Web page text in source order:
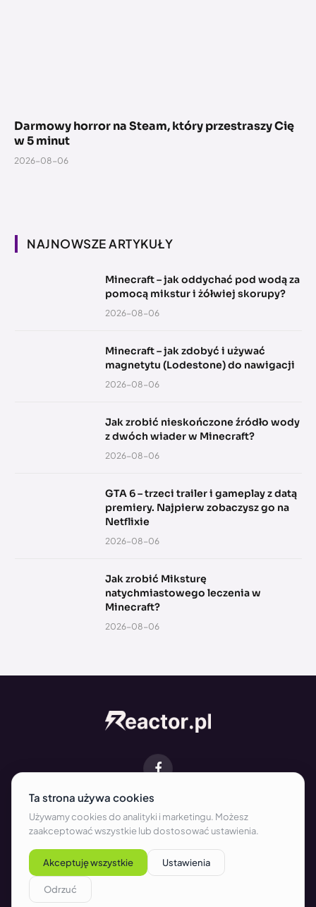
Darmowy horror na Steam, który przestraszy Cię
w 5 minut
2026-08-06
NAJNOWSZE ARTYKUŁY
Minecraft – jak oddychać pod wodą za
pomocą mikstur i żółwiej skorupy?
2026-08-06
Minecraft – jak zdobyć i używać
magnetytu (Lodestone) do nawigacji
2026-08-06
Jak zrobić nieskończone źródło wody
z dwóch wiader w Minecraft?
2026-08-06
GTA 6 – trzeci trailer i gameplay z datą
premiery. Najpierw zobaczysz go na
Netflixie
2026-08-06
Jak zrobić Miksturę
natychmiastowego leczenia w
Minecraft?
2026-08-06
Facebook
O NAS KONTAKT REDAKCJA
WSPÓŁPRACA
REKLAMA
REGULAMIN
POLITYKA PRYWATNOŚCI I COOKIES
Copyright © 2026 Reactor.pl. All rights reserved.